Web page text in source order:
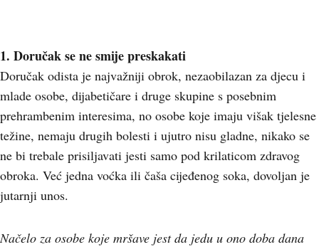
1. Doručak se ne smije preskakati
Doručak odista je najvažniji obrok, nezaobilazan za djecu i
mlade osobe, dijabetičare i druge skupine s posebnim
prehrambenim interesima, no osobe koje imaju višak tjelesne
težine, nemaju drugih bolesti i ujutro nisu gladne, nikako se
ne bi trebale prisiljavati jesti samo pod krilaticom zdravog
obroka. Već jedna voćka ili čaša cijeđenog soka, dovoljan je
jutarnji unos.
Načelo za osobe koje mršave jest da jedu u ono doba dana